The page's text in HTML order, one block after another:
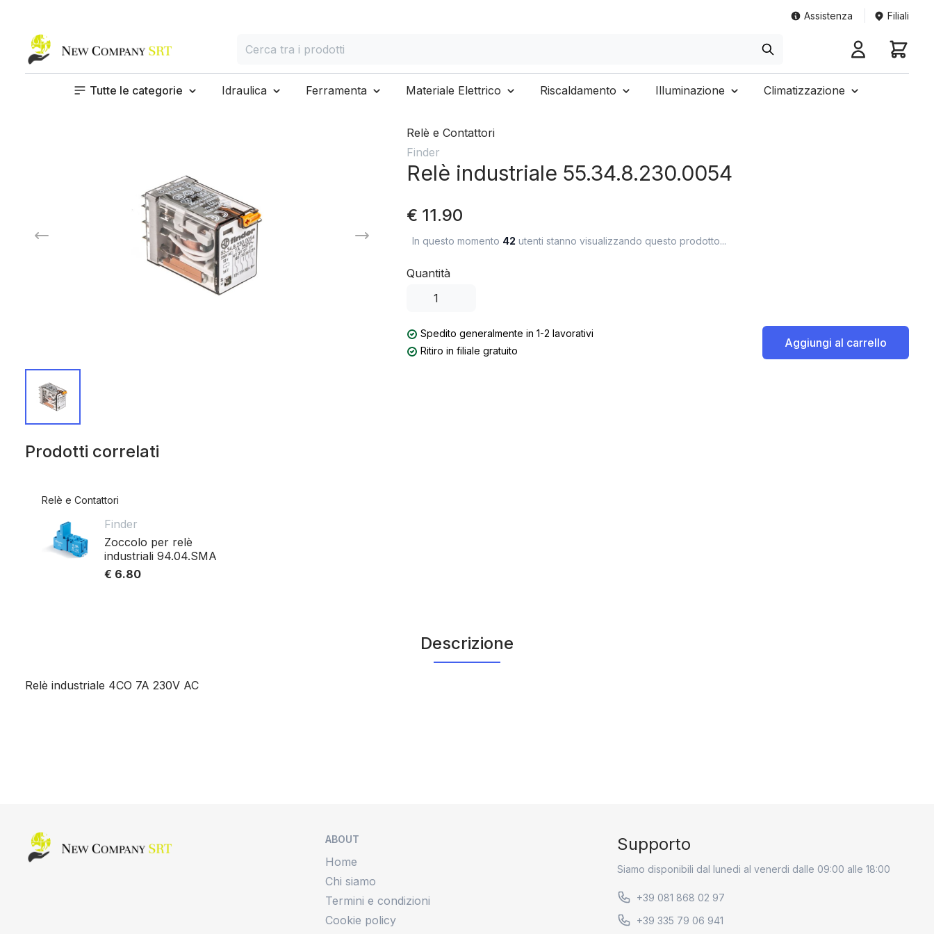
Assistenza Filiali
Home page
Tutte le categorie Idraulica Ferramenta Materiale Elettrico Riscaldamento Illuminazione Climatizzazione
Relè e Contattori
Finder
Relè industriale 55.34.8.230.0054
€ 11.90
In questo momento 42 utenti stanno visualizzando questo prodotto...
Quantità
Spedito generalmente in 1-2 lavorativi
Ritiro in filiale gratuito
Aggiungi al carrello
Prodotti correlati
Relè e Contattori
Finder
Zoccolo per relè
industriali 94.04.SMA
€ 6.80
Descrizione
Relè industriale 4CO 7A 230V AC
Home page ABOUT
Home
Chi siamo
Termini e condizioni
Cookie policy
Supporto
Siamo disponibili dal lunedi al venerdi dalle 09:00 alle 18:00
+39 081 868 02 97
+39 335 79 06 941